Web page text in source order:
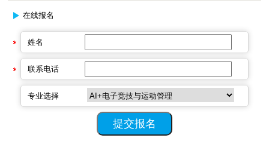
在线报名
姓名
联系电话
专业选择